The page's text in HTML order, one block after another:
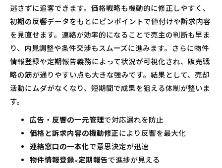
逃さずに追客できます。価格戦略も機動的に修正しやすく、
初期の反響データをもとにピンポイントで値付けや訴求内容
を見直せます。連絡が効率的になることで売主の判断も早ま
り、内見調整や条件交渉もスムーズに進みます。さらに物件
情報登録や定期報告義務によって状況が可視化され、販売戦
略の筋が通りやすい点も大きな強みです。結果として、売却
活動にムダがなくなり、短期間で成果を狙える体制が整いま
す。
広告・反響の一元管理で対応漏れを防止
価格と訴求内容の機動修正により反響を最大化
連絡窓口の一本化で意思決定が迅速
物件情報登録×定期報告で進捗が見える